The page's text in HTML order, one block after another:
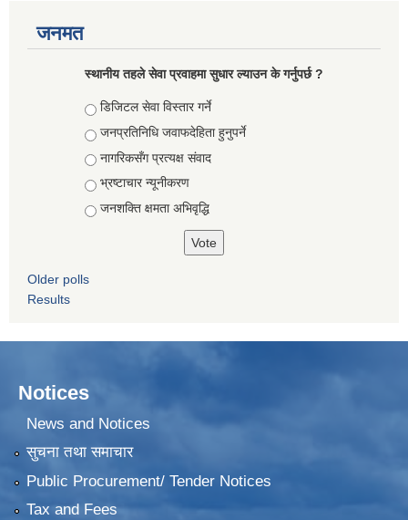
जनमत
स्थानीय तहले सेवा प्रवाहमा सुधार ल्याउन के गर्नुपर्छ ?
Choices
डिजिटल सेवा विस्तार गर्ने
जनप्रतिनिधि जवाफदेहिता हुनुपर्ने
नागरिकसँग प्रत्यक्ष संवाद
भ्रष्टाचार न्यूनीकरण
जनशक्ति क्षमता अभिवृद्धि
Older polls
Results
Notices
News and Notices
सुचना तथा समाचार
Public Procurement/ Tender Notices
Tax and Fees